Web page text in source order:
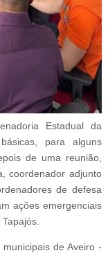
Estadual da
para alguns
de uma reunião,
coordenador adjunto
de defesa
ações emergenciais
de Aveiro -